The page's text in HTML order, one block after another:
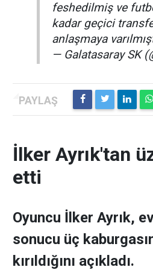
feshedilmiş ve
kadar geçici
anlaşmaya
— Galatasaray SK
İlker Ayrık'tan
etti
Oyuncu İlker Ayrık,
sonucu üç
kırıldığını açıkladı.